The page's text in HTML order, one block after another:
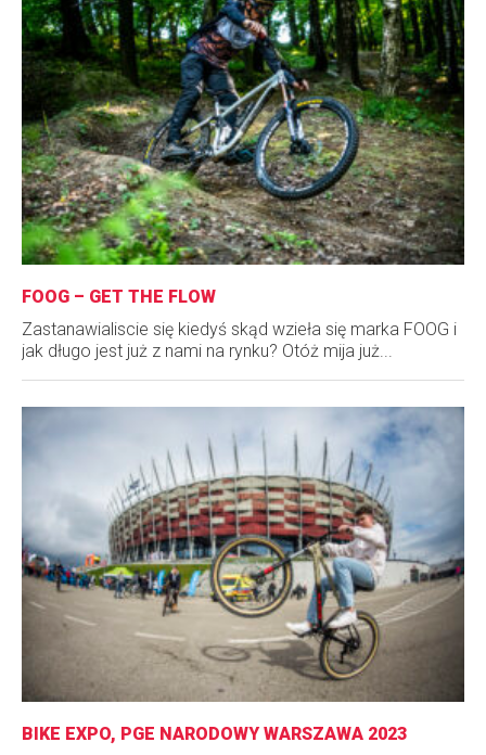
FOOG – GET THE FLOW
Zastanawialiscie się kiedyś skąd wzieła się marka FOOG i
jak długo jest już z nami na rynku? Otóż mija już...
BIKE EXPO, PGE NARODOWY WARSZAWA 2023